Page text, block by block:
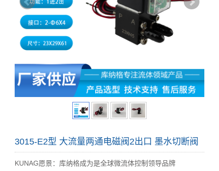
3015-E2型 大流量两通电磁阀2出口 墨水切断阀
KUNAG愿景：库纳格成为是全球微流体控制领导品牌